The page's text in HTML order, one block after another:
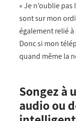
« Je n’oublie
sont sur mon
également relié
Donc si mon
quand même la
Songez à
audio ou